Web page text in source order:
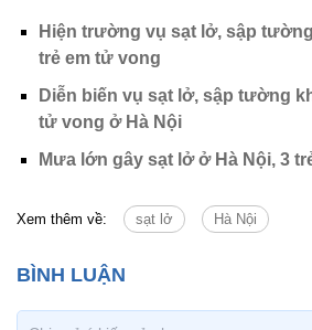
Hiện trường vụ sạt lở, sập
trẻ em tử vong
Diễn biến vụ sạt lở, sập tường
tử vong ở Hà Nội
Mưa lớn gây sạt lở ở Hà Nội, 3
Xem thêm về: sạt lở Hà Nội